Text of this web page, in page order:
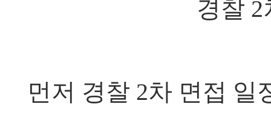
경찰
먼저 경찰 2차 면접 일